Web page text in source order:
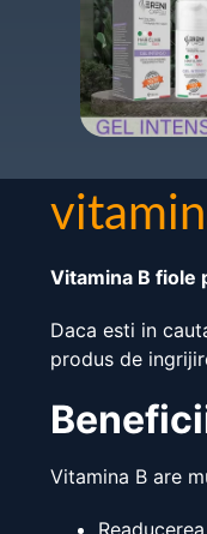
Vitamina B fiole
Daca esti in
produs de
Vitamina B are